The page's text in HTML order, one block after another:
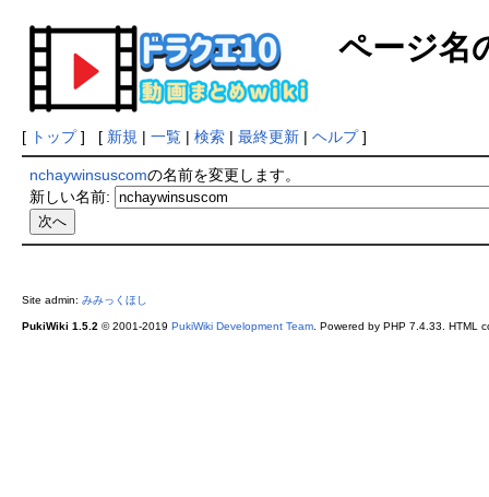
ページ名
[ トップ] [ 新規 | 一覧| 検索| 最終更新| ヘルプ]
nchaywinsuscomの名前を変更します。
新しい名前:
Site admin: みみっくほし
PukiWiki 1.5.2 © 2001-2019 PukiWiki Development Team. Powered by PHP 7.4.33. HTML